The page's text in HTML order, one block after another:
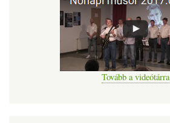
Tovább a videótárra